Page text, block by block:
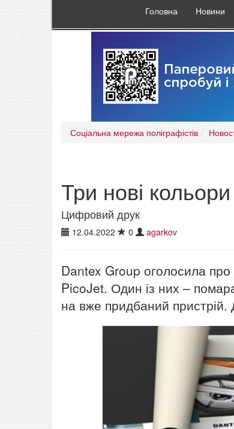
Головна Новини
Соціальна мережа поліграфістів
Три нові
Цифровий друк
12.04.2022 0 agarkov
Dantex Group оголосила
PicoJet. Один із них –
на вже придбаний пристрій.